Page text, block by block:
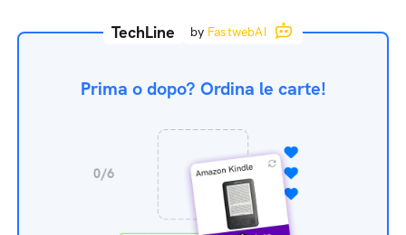
TechLine by FastwebAI
Prima o dopo? Ordina le carte!